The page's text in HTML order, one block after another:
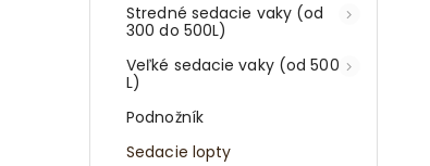
Stredné sedacie vaky (od
300 do 500L)
Veľké sedacie vaky (od 500
L)
Podnožník
Sedacie lopty